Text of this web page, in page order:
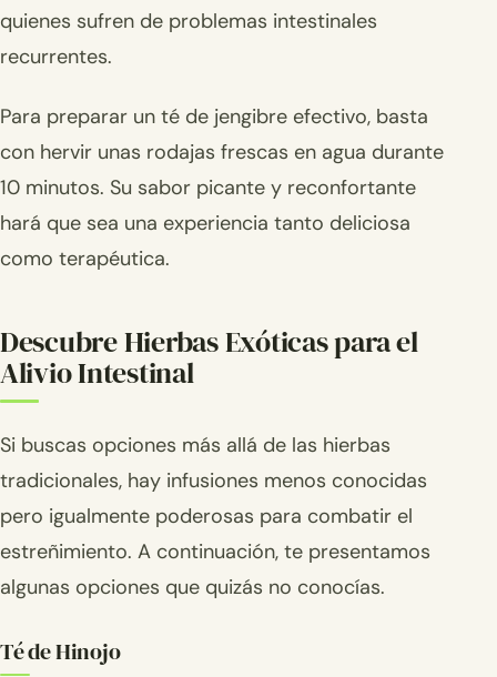
quienes sufren de problemas intestinales
recurrentes.
Para preparar un té de jengibre efectivo, basta
con hervir unas rodajas frescas en agua durante
10 minutos. Su sabor picante y reconfortante
hará que sea una experiencia tanto deliciosa
como terapéutica.
Descubre Hierbas Exóticas para el
Alivio Intestinal
Si buscas opciones más allá de las hierbas
tradicionales, hay infusiones menos conocidas
pero igualmente poderosas para combatir el
estreñimiento. A continuación, te presentamos
algunas opciones que quizás no conocías.
Té de Hinojo